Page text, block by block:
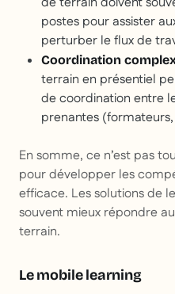
postes pour assister
perturber le flux de
Coordination
terrain en présentiel
de coordination entre
prenantes
En somme, ce n’est pas
pour développer les
efficace. Les solutions de
souvent mieux répondre
terrain.
Le mobile learning